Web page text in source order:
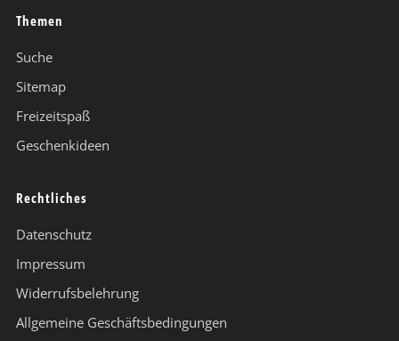
Themen
Suche
Sitemap
Freizeitspaß
Geschenkideen
Rechtliches
Datenschutz
Impressum
Widerrufsbelehrung
Allgemeine Geschäftsbedingungen